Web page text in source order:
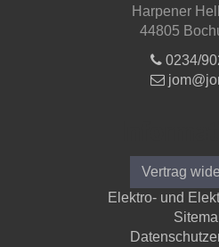
Harpener
44805
0234/
Vertrag
Elektro- und